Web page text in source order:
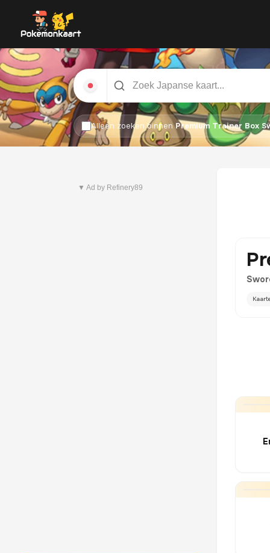
Alleen zoeken binnenPremium Trainer Box
Pitch Black
▼ Ad by Refinery89